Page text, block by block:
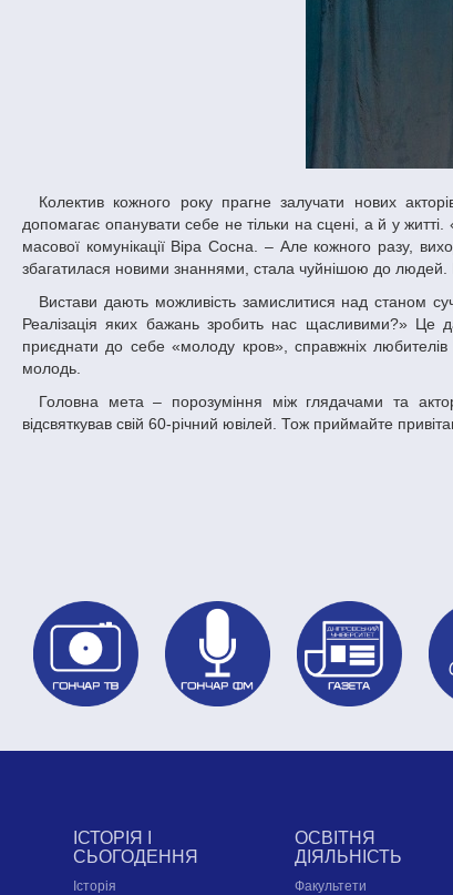
Колектив кожного року прагне залучати нових акторів зі студентського середовища. Сценічний досвід, який отримують молоді актори,
допомагає опанувати себе не тільки на сцені, а й у
масової комунікації Віра Сосна. – Але кожного разу,
збагатилася новими знаннями, стала чуйнішою до
Вистави дають можливість замислитися над станом сучасного світу. «Як жити? Що робити задля щастя? Де нам краще? Як порозумітися?
Реалізація яких бажань зробить нас щасливими?» Це
приєднати до себе «молоду кров», справжніх
молодь.
Головна мета – порозуміння між глядачами та акторами, вважають учасники театру і режисер «Масок» Ігор Трахт, який нещодавно
відсвяткував свій 60-річний ювілей. Тож приймайте
ІСТОРІЯ І
СЬОГОДЕННЯ
Історія
ОСВІТНЯ
ДІЯЛЬНІСТЬ
Факультети